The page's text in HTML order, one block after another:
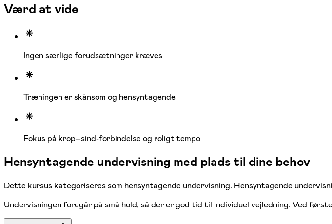
Værd at vide
Ingen særlige forudsætninger kræves
Træningen er skånsom og hensyntagende
Fokus på krop–sind-forbindelse og roligt tempo
Hensyntagende undervisning med plads til dine behov
Dette kursus kategoriseres som hensyntagende undervisning. Hensyntagende
Undervisningen foregår på små hold, så der er god tid til individuel vejledning. Ved